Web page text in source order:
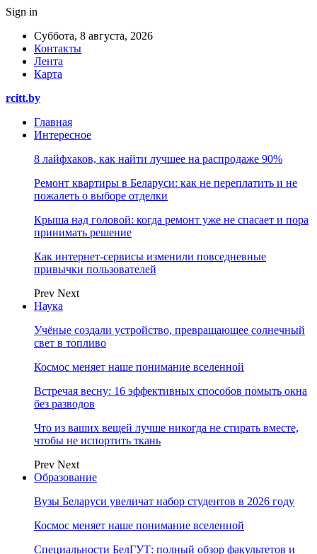
Sign in
Суббота, 8 августа, 2026
Контакты
Лента
Карта
rcitt.by
Главная
Интересное
8 лайфхаков, как найти лучшее на распродаже 90%
Ремонт квартиры в Беларуси: как не переплатить и не
пожалеть о выборе отделки
Крыша над головой: когда ремонт уже не спасает и пора
принимать решение
Как интернет-сервисы изменили повседневные
привычки пользователей
Prev Next
Наука
Учёные создали устройство, превращающее солнечный
свет в топливо
Космос меняет наше понимание вселенной
Встречая весну: 16 эффективных способов помыть окна
без разводов
Что из ваших вещей лучше никогда не стирать вместе,
чтобы не испортить ткань
Prev Next
Образование
Вузы Беларуси увеличат набор студентов в 2026 году
Космос меняет наше понимание вселенной
Специальности БелГУТ: полный обзор факультетов и